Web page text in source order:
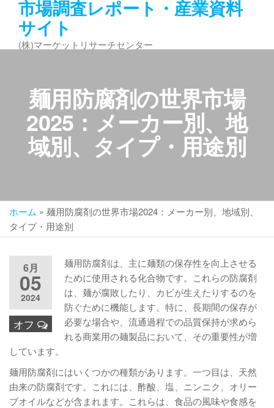
ン
市場調査レポート・産業資料
サイト
(株)マーケットリサーチセンター
麺用防腐剤の世界市場
2025：メーカー別、地
域別、タイプ・用途別
ホーム » 麺用防腐剤の世界市場2024：メーカー別、地域別、
タイプ・用途別
6月
05
2024
オフ
麺用防腐剤は、主に麺類の保存性を向上させる
ために使用される化合物です。これらの防腐剤
は、麺が腐敗したり、カビが生えたりするのを
防ぐために機能します。特に、長期間の保存が
必要な場合や、流通過程での品質保持が求めら
れる商業用の麺製品において、その重要性が増
しています。
麺用防腐剤にはいくつかの種類があります。一つ目は、天然
由来の防腐剤です。これには、酢酸、塩、ニンニク、オリー
ブオイルなどが含まれます。これらは、食品の風味や食感を